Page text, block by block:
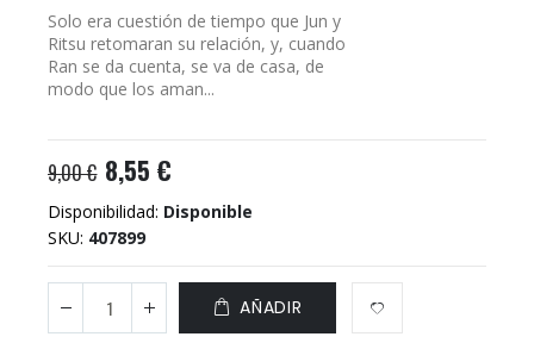
Solo era cuestión de tiempo que Jun y
Ritsu retomaran su relación, y, cuando
Ran se da cuenta, se va de casa, de
modo que los aman...
9,00 € 8,55 €
Disponibilidad: Disponible
SKU 407899
AÑADIR